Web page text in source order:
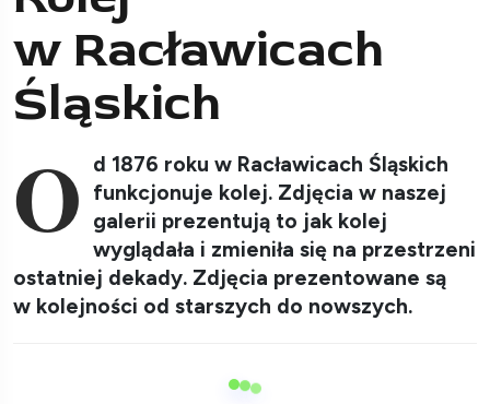
w Racławicach
Śląskich
O
d 1876 roku w Racławicach Śląskich
funkcjonuje kolej. Zdjęcia w naszej
galerii prezentują to jak kolej
wyglądała i zmieniła się na przestrzeni
ostatniej dekady. Zdjęcia prezentowane są
w kolejności od starszych do nowszych.